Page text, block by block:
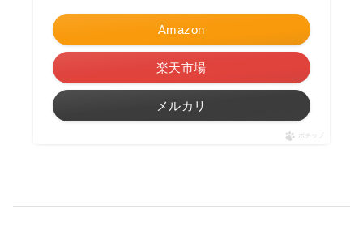
Amazon
楽天市場
メルカリ
ポチップ